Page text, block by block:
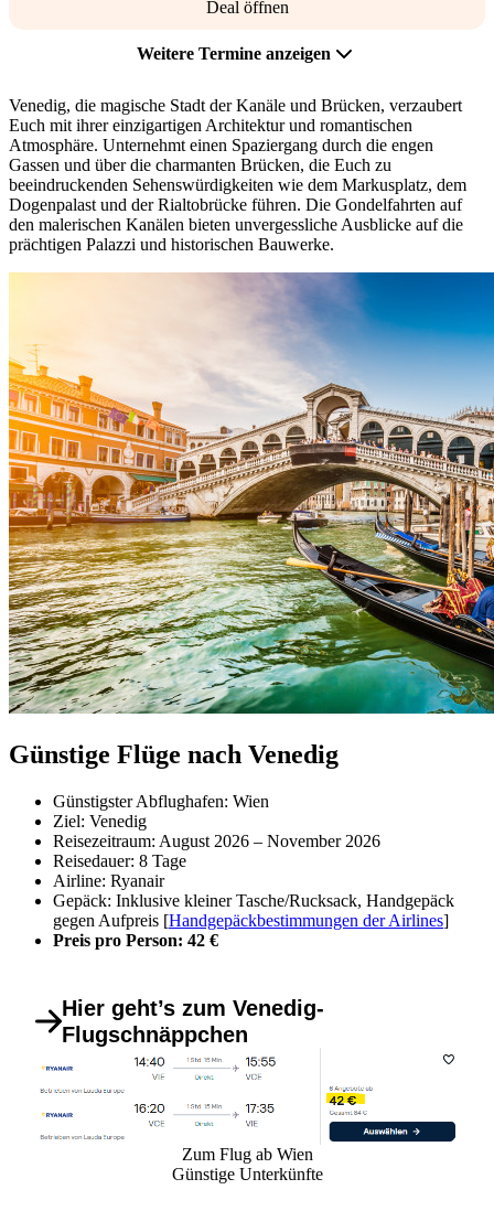
Deal öffnen
Weitere Termine anzeigen
Venedig, die magische Stadt der Kanäle und Brücken, verzaubert
Euch mit ihrer einzigartigen Architektur und romantischen
Atmosphäre. Unternehmt einen Spaziergang durch die engen
Gassen und über die charmanten Brücken, die Euch zu
beeindruckenden Sehenswürdigkeiten wie dem Markusplatz, dem
Dogenpalast und der Rialtobrücke führen. Die Gondelfahrten auf
den malerischen Kanälen bieten unvergessliche Ausblicke auf die
prächtigen Palazzi und historischen Bauwerke.
Günstige Flüge nach Venedig
Günstigster Abflughafen: Wien
Ziel: Venedig
Reisezeitraum: August 2026 – November 2026
Reisedauer: 8 Tage
Airline: Ryanair
Gepäck: Inklusive kleiner Tasche/Rucksack, Handgepäck
gegen Aufpreis [Handgepäckbestimmungen der Airlines]
Preis pro Person: 42 €
Hier geht’s zum Venedig-
Flugschnäppchen
Zum Flug ab Wien
Günstige Unterkünfte